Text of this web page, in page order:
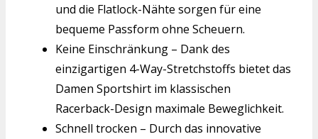
und die Flatlock-Nähte sorgen für eine
bequeme Passform ohne Scheuern.
Keine Einschränkung – Dank des
einzigartigen 4-Way-Stretchstoffs bietet das
Damen Sportshirt im klassischen
Racerback-Design maximale Beweglichkeit.
Schnell trocken – Durch das innovative